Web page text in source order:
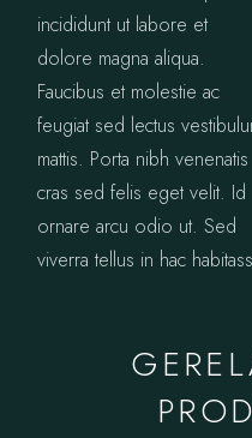
incididunt ut labore et
dolore magna aliqua.
Faucibus et molestie ac
feugiat sed lectus
mattis. Porta nibh venenatis
cras sed felis eget velit. Id
ornare arcu odio ut. Sed
viverra tellus in hac